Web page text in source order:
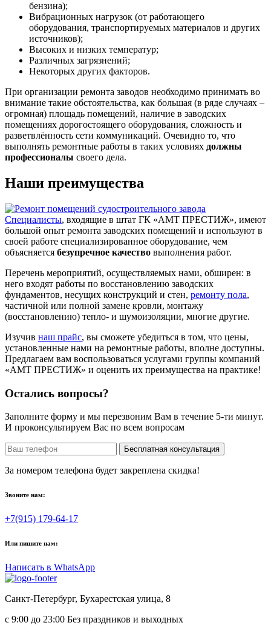
бензина);
Вибрационных нагрузок (от работающего
оборудования, транспортируемых материалов и других
источников);
Высоких и низких температур;
Различных загрязнений;
Некоторых других факторов.
При организации ремонта заводов необходимо принимать во
внимание такие обстоятельства, как большая (в ряде случаях –
огромная) площадь помещений, наличие в заводских
помещениях дорогостоящего оборудования, сложность и
разветвлённость сети коммуникаций. Очевидно то, что
выполнять ремонтные работы в таких условиях должны
профессионалы своего дела.
Наши преимущества
Специалисты, входящие в штат ГК «АМТ ПРЕСТИЖ», имеют
большой опыт ремонта заводских помещений и используют в
своей работе специализированное оборудование, чем
объясняется безупречное качество выполнения работ.
Перечень мероприятий, осуществляемых нами, обширен: в
него входят работы по восстановлению заводских
фундаментов, несущих конструкций и стен, ремонту пола,
частичной или полной замене кровли, монтажу
(восстановлению) тепло- и шумоизоляции, многие другие.
Изучив наш прайс, вы сможете убедиться в том, что цены,
установленные нами на ремонтные работы, вполне доступны.
Предлагаем вам воспользоваться услугами группы компаний
«АМТ ПРЕСТИЖ» и оценить их преимущества на практике!
Остались вопросы?
Заполните форму и мы перезвоним Вам в течение 5-ти минут.
И проконсультируем Вас по всем вопросам
Бесплатная консультация
За номером телефона будет закреплена скидка!
Звоните нам:
+7(915) 179-64-17
Или пишите нам:
Написать в WhatsApp
Санкт-Петербург, Бухарестская улица, 8
с 9:00 до 23:00 Без праздников и выходных